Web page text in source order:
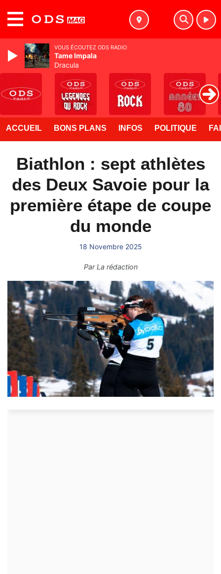
ACCUEIL BONS PLANS INFOS POLITIQUE
Biathlon : sept athlètes
des Deux Savoie pour la
première étape de coupe
du monde
18 Novembre 2025
ParLa rédaction
VOUS ÉCOUTEZ ODS RADIO
Tame Impala
Dracula